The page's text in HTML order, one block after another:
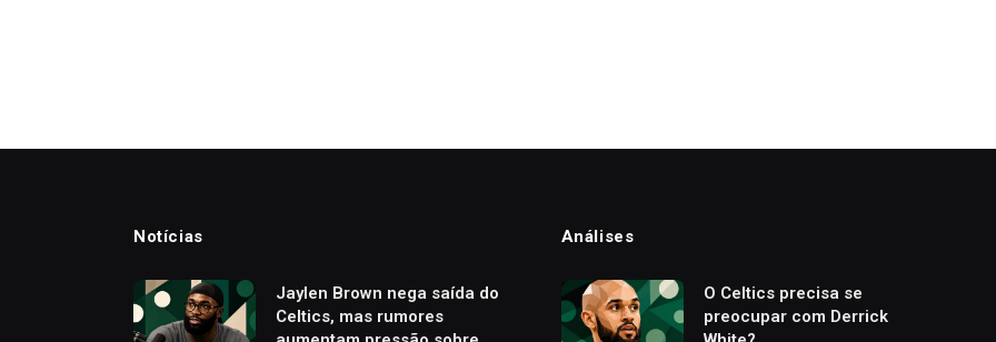
Notícias
Jaylen Brown nega saída do
Celtics, mas rumores
Análises
O Celtics precisa se
preocupar com Derrick